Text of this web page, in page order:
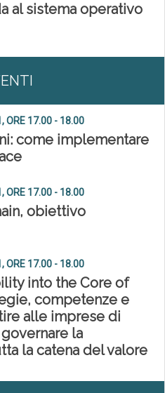
al sistema operativo
ORE 17.00 - 18.00
come implementare
ORE 17.00 - 18.00
obiettivo
ORE 17.00 - 18.00
into the Core of
competenze e
alle imprese di
la
la catena del valore